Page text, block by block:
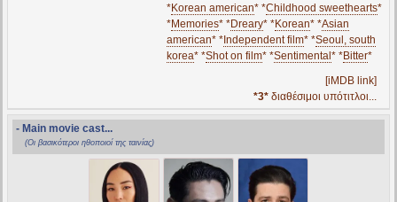
*Korean american* *Childhood sweethearts*
*Memories* *Dreary* *Korean* *Asian
american* *Independent film* *Seoul, south
korea* *Shot on film* *Sentimental * *Bitter*
[iMDB link]
*3* διαθέσιμοι υπότιτλοι...
- Main movie cast...
(Οι βασικότεροι ηθοποιοί της ταινίας)